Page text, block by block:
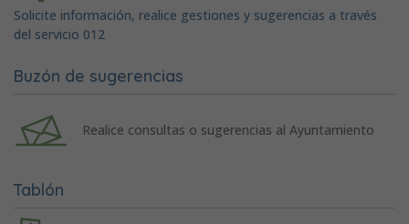
Solicite información, realice gestiones y sugerencias a través
del servicio 012
Buzón de sugerencias
Realice consultas o sugerencias al Ayuntamiento
Tablón